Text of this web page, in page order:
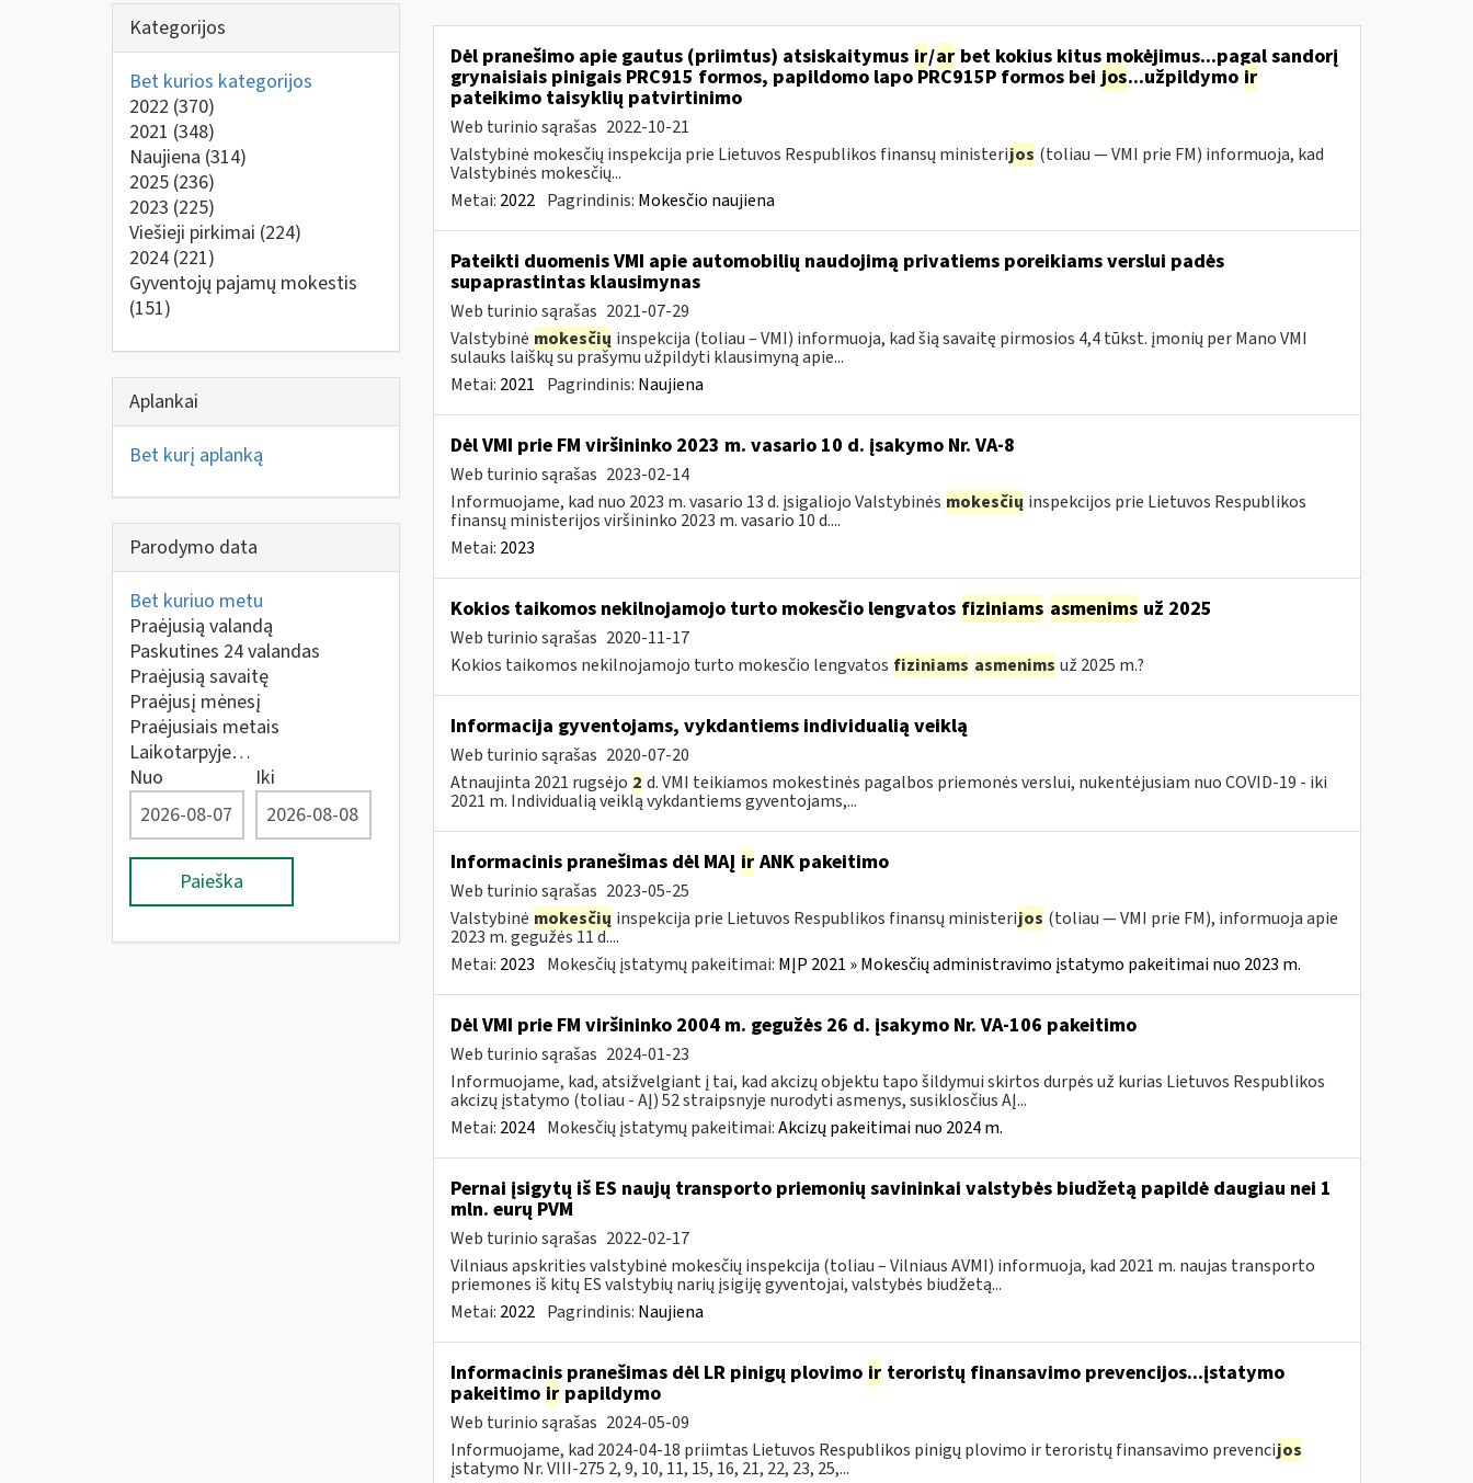
Kategorijos
Bet kurios kategorijos
2022 (370)
2021 (348)
Naujiena (314)
2025 (236)
2023 (225)
Viešieji pirkimai (224)
2024 (221)
Gyventojų pajamų mokestis
(151)
Aplankai
Bet kurį aplanką
Parodymo data
Bet kuriuo metu
Praėjusią valandą
Paskutines 24 valandas
Praėjusią savaitę
Praėjusį mėnesį
Praėjusiais metais
Laikotarpyje…
Nuo
Iki
Paieška
Dėl pranešimo apie gautus (priimtus) atsiskaitymus ir/arbet kokius kitus mokėjimus...pagal sandorį
grynaisiais pinigais PRC915 formos, papildomo lapo PRC915P formos bei jos...užpildymo ir
pateikimo taisyklių patvirtinimo
Web turinio sąrašas 2022-10-21
Valstybinė mokesčių inspekcija prie Lietuvos Respublikos finansų ministerijos (toliau ― VMI prie FM) informuoja, kad
Valstybinės mokesčių...
Metai: 2022 Pagrindinis: Mokesčio naujiena
Pateikti duomenis VMI apie automobilių naudojimą privatiems poreikiams verslui padės
supaprastintas klausimynas
Web turinio sąrašas 2021-07-29
Valstybinė mokesčių inspekcija (toliau – VMI) informuoja, kad šią savaitę pirmosios 4,4 tūkst. įmonių per Mano VMI
sulauks laiškų su prašymu užpildyti klausimyną apie...
Metai: 2021 Pagrindinis: Naujiena
Dėl VMI prie FM viršininko 2023 m. vasario 10 d. įsakymo Nr. VA-8
Web turinio sąrašas 2023-02-14
Informuojame, kad nuo 2023 m. vasario 13 d. įsigaliojo Valstybinės mokesčių inspekcijos prie Lietuvos Respublikos
finansų ministerijos viršininko 2023 m. vasario 10 d....
Metai: 2023
Kokios taikomos nekilnojamojo turto mokesčio lengvatos fiziniams asmenims už 2025
Web turinio sąrašas 2020-11-17
Kokios taikomos nekilnojamojo turto mokesčio lengvatos fiziniams asmenims už 2025 m.?
Informacija gyventojams, vykdantiems individualią veiklą
Web turinio sąrašas 2020-07-20
Atnaujinta 2021 rugsėjo 2 d. VMI teikiamos mokestinės pagalbos priemonės verslui, nukentėjusiam nuo COVID-19 - iki
2021 m. Individualią veiklą vykdantiems gyventojams,...
Informacinis pranešimas dėl MAĮ irANK pakeitimo
Web turinio sąrašas 2023-05-25
Valstybinė mokesčių inspekcija prie Lietuvos Respublikos finansų ministerijos (toliau — VMI prie FM), informuoja apie
2023 m. gegužės 11 d....
Metai: 2023 Mokesčių įstatymų pakeitimai: MĮP 2021 » Mokesčių administravimo įstatymo pakeitimai nuo 2023 m.
Dėl VMI prie FM viršininko 2004 m. gegužės 26 d. įsakymo Nr. VA-106 pakeitimo
Web turinio sąrašas 2024-01-23
Informuojame, kad, atsižvelgiant į tai, kad akcizų objektu tapo šildymui skirtos durpės už kurias Lietuvos Respublikos
akcizų įstatymo (toliau - AĮ) 52 straipsnyje nurodyti asmenys, susiklosčius AĮ...
Metai: 2024 Mokesčių įstatymų pakeitimai:Akcizų pakeitimai nuo 2024 m.
Pernai įsigytų iš ES naujų transporto priemonių savininkai valstybės biudžetą papildė daugiau nei 1
mln. eurų PVM
Web turinio sąrašas 2022-02-17
Vilniaus apskrities valstybinė mokesčių inspekcija (toliau – Vilniaus AVMI) informuoja, kad 2021 m. naujas transporto
priemones iš kitų ES valstybių narių įsigiję gyventojai, valstybės biudžetą...
Metai: 2022 Pagrindinis: Naujiena
Informacinis pranešimas dėl LR pinigų plovimo irteroristų finansavimo prevencijos...įstatymo
pakeitimo irpapildymo
Web turinio sąrašas 2024-05-09
Informuojame, kad 2024-04-18 priimtas Lietuvos Respublikos pinigų plovimo ir teroristų finansavimo prevencijos
įstatymo Nr. VIII-275 2, 9, 10, 11, 15, 16, 21, 22, 23, 25,...